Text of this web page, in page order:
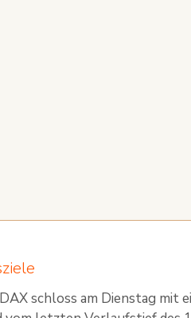
schloss am Dienstag mit